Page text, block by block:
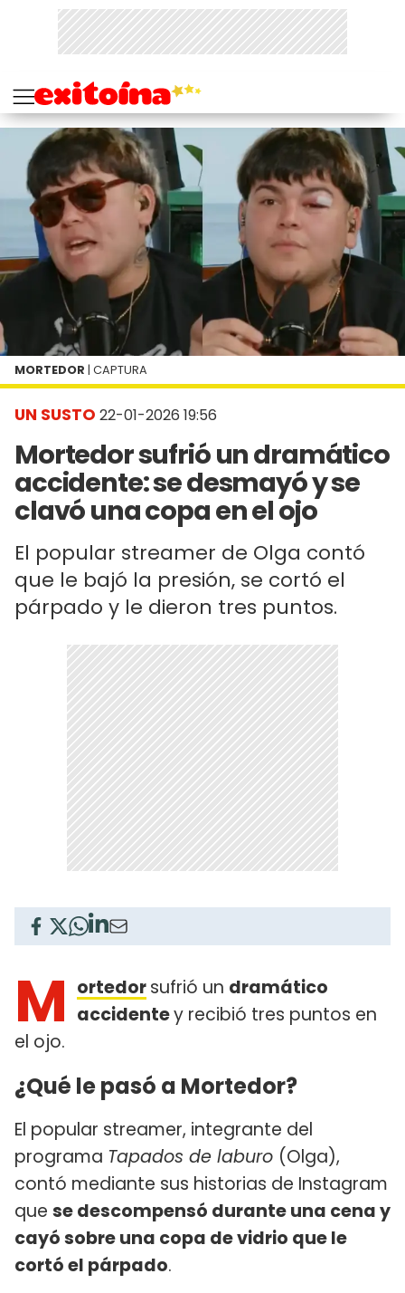
UN SUSTO 22-01-2026 19:56
Mortedor sufrió un dramático
accidente: se desmayó y se
clavó una copa en el ojo
El popular streamer de Olga contó
que le bajó la presión, se cortó el
párpado y le dieron tres puntos.
MORTEDOR | CAPTURA
M ortedorsufrió un dramático
accidentey recibió tres puntos en
el ojo.
¿Qué le pasó a Mortedor?
El popular streamer, integrante del
programa Tapados de laburo (Olga),
contó mediante sus historias de Instagram
que se descompensó durante una cena y
cayó sobre una copa de vidrio que le
cortó el párpado.